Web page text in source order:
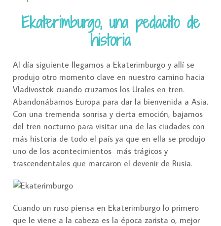
Ekaterimburgo, una pedacito de
historia
Al día siguiente llegamos a Ekaterimburgo y allí se
produjo otro momento clave en nuestro camino hacia
Vladivostok cuando cruzamos los Urales en tren.
Abandonábamos Europa para dar la bienvenida a Asia.
Con una tremenda sonrisa y cierta emoción, bajamos
del tren nocturno para visitar una de las ciudades con
más historia de todo el país ya que en ella se produjo
uno de los acontecimientos más trágicos y
trascendentales que marcaron el devenir de Rusia.
Cuando un ruso piensa en Ekaterimburgo lo primero
que le viene a la cabeza es la época zarista o, mejor